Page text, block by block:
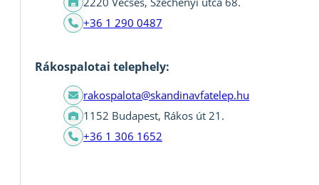
+36 1 290 0487
Rákospalotai telephely:
rakospalota@skandinavfatelep.hu
1152 Budapest, Rákos út 21.
+36 1 306 1652